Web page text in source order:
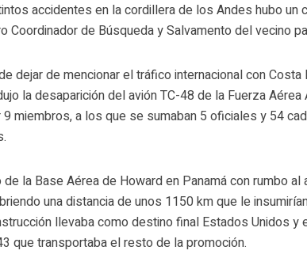
accidentes en la cordillera de los Andes hubo un
Coordinador de Búsqueda y Salvamento del vecino
dejar de mencionar el tráfico internacional con
la desaparición del avión TC-48 de la Fuerza Aérea
9 miembros, a los que se sumaban 5 oficiales y 54
de la Base Aérea de Howard en Panamá con rumbo
una distancia de unos 1150 km que le
llevaba como destino final Estados Unidos y
que transportaba el resto de la promoción.